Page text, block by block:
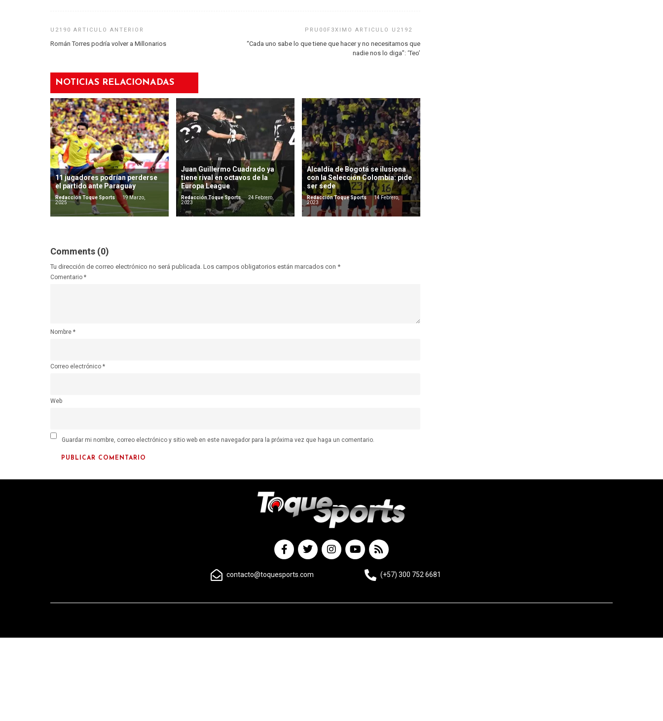
Román Torres podría volver a Millonarios
“Cada uno sabe lo que tiene que hacer y no necesitamos que
nadie nos lo diga”: ‘Teo’
NOTICIAS RELACIONADAS
11 jugadores podrían perderse
el partido ante Paraguay
Redacción Toque Sports
19 Marzo,
2025
Juan Guillermo Cuadrado ya
tiene rival en octavos de la
Europa League
Redacción Toque Sports
24 Febrero,
2023
Alcaldía de Bogotá se ilusiona
con la Selección Colombia: pide
ser sede
Redacción Toque Sports
14 Febrero,
2023
Comments (0)
Tu dirección de correo electrónico no será publicada. Los campos obligatorios están marcados con *
Comentario *
Nombre *
Correo electrónico *
Web
Guardar mi nombre, correo electrónico y sitio web en este navegador para la próxima vez que haga un comentario.
contacto@toquesports.com (+57) 300 752 6681